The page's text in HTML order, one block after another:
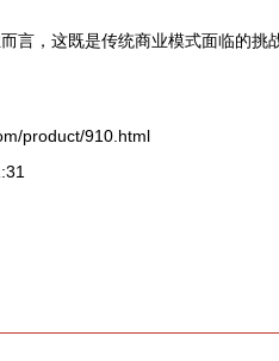
言，这既是传统商业模式面临的
product/910.html